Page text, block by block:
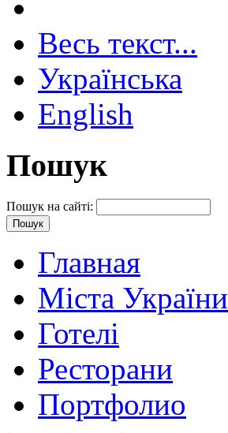
Весь текст...
Українська
English
Пошук
Пошук на сайті:
Главная
Міста України
Готелі
Ресторани
Портфолио